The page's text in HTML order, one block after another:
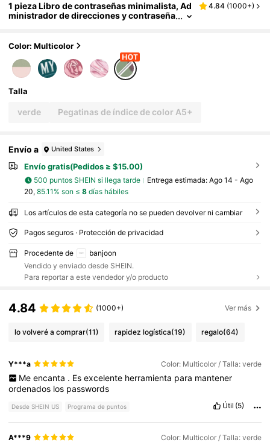
1 pieza Libro de contraseñas minimalista, Ad
ministrador de direcciones y contraseña
enamiento de nombres de usuario y contras
eñas, Adecuado para oficina en casa, Inicio d
e sesión en computadora de internet, Acces
orio de escritorio de oficina para regreso a la
escuela, Regalo para hombres
4.84 (1000+)
Color: Multicolor
Talla
verde Pegatinas de índice de color A5+
Envío a United States
Envío gratis(Pedidos ≥ $15.00)
500 puntos SHEIN si llega tarde Entrega estimada: Ago 14 - Ago
20, 85.11% son ≤ 8días hábiles
Los artículos de esta categoría no se pueden devolver ni cambiar
Pagos seguros · Protección de privacidad
Procedente de
banjoon
Vendido y enviado desde SHEIN.
Para reportar a este vendedor y/o producto
4.84 (1000+) Ver más
lo volveré a comprar(11) rapidez logística(19) regalo(64)
Y***a Color: Multicolor / Talla: verde
Me encanta . Es excelente herramienta para mantener
ordenados los passwords
Desde SHEIN US Programa de puntos Útil (5)
A***9 Color: Multicolor / Talla: verde